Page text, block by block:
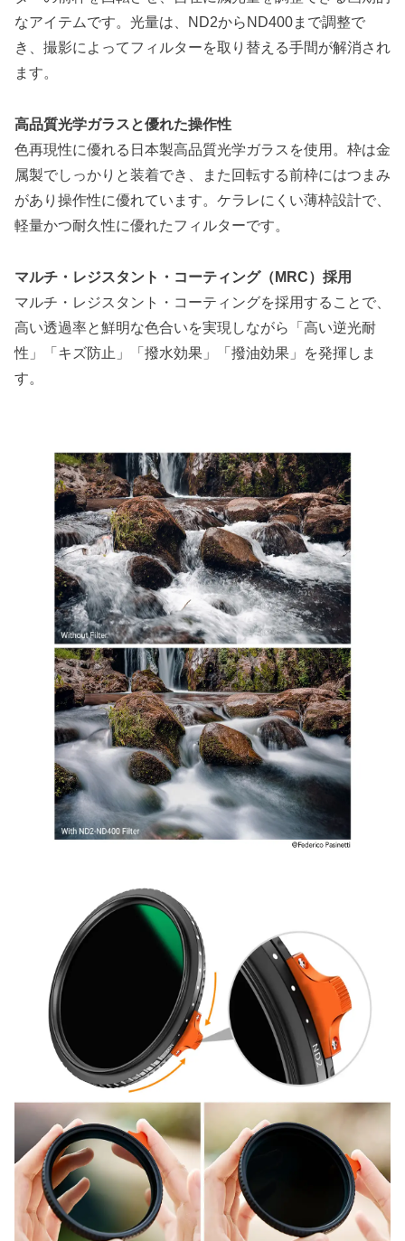
なアイテムです。光量は、ND2からND400まで調整で
き、撮影によってフィルターを取り替える手間が解消され
ます。
高品質光学ガラスと優れた操作性
色再現性に優れる日本製高品質光学ガラスを使用。枠は金
属製でしっかりと装着でき、また回転する前枠にはつまみ
があり操作性に優れています。ケラレにくい薄枠設計で、
軽量かつ耐久性に優れたフィルターです。
マルチ・レジスタント・コーティング（MRC）採用
マルチ・レジスタント・コーティングを採用することで、
高い透過率と鮮明な色合いを実現しながら「高い逆光耐
性」「キズ防止」「撥水効果」「撥油効果」を発揮しま
す。